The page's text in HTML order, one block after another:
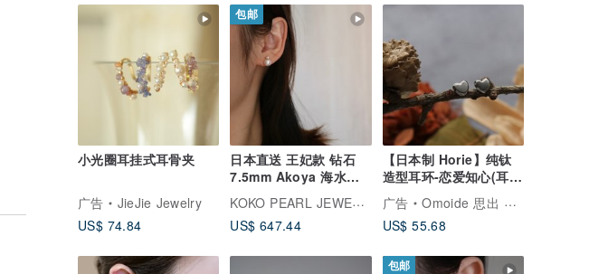
小光圈耳挂式耳骨夹
广告
JieJie Jewelry
US$ 74.84
包邮
日本直送 王妃款 钻石
7.5mm Akoya 海水珍
珠耳环 耳钉 耳针 18k
金
KOKO PEARL JEWELRY
US$ 647.44
【日本制 Horie】纯钛
造型耳环-恋爱知心(耳针
式) 共 7款式
广告
Omoide 思出 生活馆
US$ 55.68
包邮